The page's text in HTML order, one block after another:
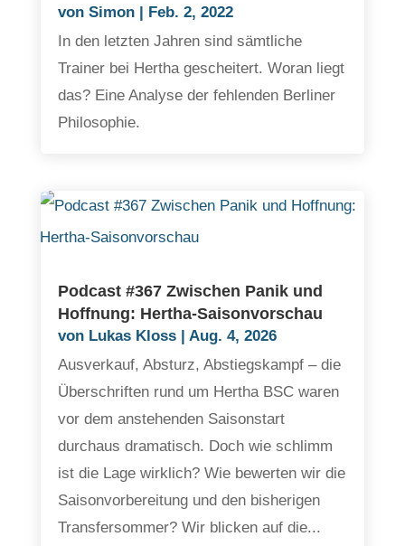
von Simon| Feb. 2, 2022
In den letzten Jahren sind sämtliche
Trainer bei Hertha gescheitert. Woran liegt
das? Eine Analyse der fehlenden Berliner
Philosophie.
Podcast #367 Zwischen Panik und
Hoffnung: Hertha-Saisonvorschau
von Lukas Kloss| Aug. 4, 2026
Ausverkauf, Absturz, Abstiegskampf – die
Überschriften rund um Hertha BSC waren
vor dem anstehenden Saisonstart
durchaus dramatisch. Doch wie schlimm
ist die Lage wirklich? Wie bewerten wir die
Saisonvorbereitung und den bisherigen
Transfersommer? Wir blicken auf die...